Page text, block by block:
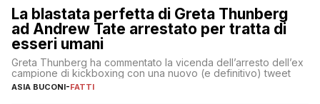
La blastata perfetta di Greta Thunberg
ad Andrew Tate arrestato per tratta di
esseri umani
Greta Thunberg ha commentato la vicenda dell’arresto dell’ex
campione di kickboxing con una nuovo (e definitivo) tweet
ASIA BUCONI-FATTI